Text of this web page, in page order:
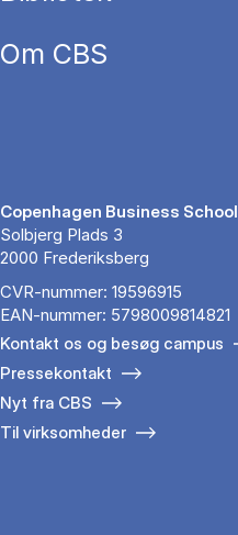
Om CBS
Copenhagen Business School
Solbjerg Plads 3
2000 Frederiksberg
CVR-nummer: 19596915
EAN-nummer: 5798009814821
Kontakt os og besøg campus
Pressekontakt
Nyt fra CBS
Til virksomheder